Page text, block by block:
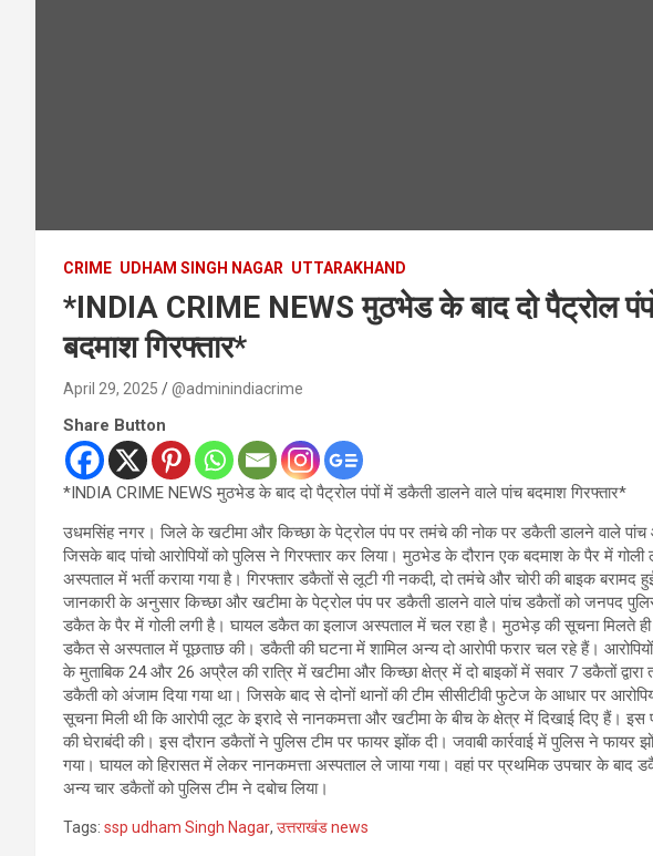
CRIME UDHAM SINGH NAGAR UTTARAKHAND
*INDIA CRIME NEWS मुठभेड के बाद दो पैट्रोल
बदमाश गिरफ्तार*
April 29, 2025 @adminindiacrime
Share Button
*INDIA CRIME NEWS मुठभेड के बाद दो पैट्रोल पंपों में डकैती डालने वाले पांच बदमाश गिरफ्तार*
उधमसिंह नगर। जिले के खटीमा और किच्छा के पेट्रोल पंप पर तमंचे की नोक पर डकैती डालने वाले पांच
जिसके बाद पांचो आरोपियों को पुलिस ने गिरफ्तार कर लिया। मुठभेड के दौरान एक बदमाश के पैर में
अस्पताल में भर्ती कराया गया है। गिरफ्तार डकैतों से लूटी गी नकदी, दो तमंचे और चोरी की बाइक बरामद
जानकारी के अनुसार किच्छा और खटीमा के पेट्रोल पंप पर डकैती डालने वाले पांच डकैतों को जनपद
डकैत के पैर में गोली लगी है। घायल डकैत का इलाज अस्पताल में चल रहा है। मुठभेड़ की सूचना मिलते
डकैत से अस्पताल में पूछताछ की। डकैती की घटना में शामिल अन्य दो आरोपी फरार चल रहे हैं। आरोपियों
के मुताबिक 24 और 26 अप्रैल की रात्रि में खटीमा और किच्छा क्षेत्र में दो बाइकों में सवार 7 डकैतों द्वारा
डकैती को अंजाम दिया गया था। जिसके बाद से दोनों थानों की टीम सीसीटीवी फुटेज के आधार पर
सूचना मिली थी कि आरोपी लूट के इरादे से नानकमत्ता और खटीमा के बीच के क्षेत्र में दिखाई दिए हैं। इस
की घेराबंदी की। इस दौरान डकैतों ने पुलिस टीम पर फायर झोंक दी। जवाबी कार्रवाई में पुलिस ने फायर
गया। घायल को हिरासत में लेकर नानकमत्ता अस्पताल ले जाया गया। वहां पर प्रथमिक उपचार के बाद
अन्य चार डकैतों को पुलिस टीम ने दबोच लिया।
Tags: ssp udham Singh Nagar, उत्तराखंड news